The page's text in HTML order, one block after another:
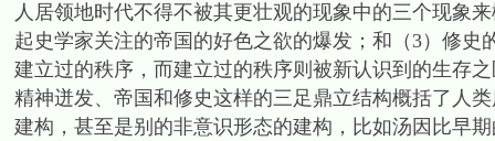
人居领地时代不得不被其更壮观的现象中的三个现象
起史学家关注的帝国的好色之欲的爆发；和（3）修
建立过的秩序，而建立过的秩序则被新认识到的生存
精神迸发、帝国和修史这样的三足鼎立结构概括了人
建构，甚至是别的非意识形态的建构，比如汤因比早